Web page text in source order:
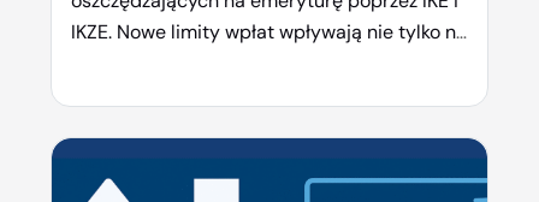
IKZE. Nowe limity wpłat wpływają nie tylko na
wykorzystać te instrumenty, aby Twoje